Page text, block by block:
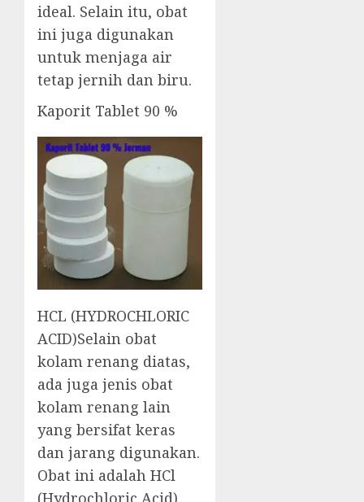
ideal. Selain itu, obat
ini juga digunakan
untuk menjaga air
tetap jernih dan biru.
Kaporit Tablet 90 %
HCL (HYDROCHLORIC
ACID)Selain obat
kolam renang diatas,
ada juga jenis obat
kolam renang lain
yang bersifat keras
dan jarang digunakan.
Obat ini adalah HCl
(Hydrochloric Acid).